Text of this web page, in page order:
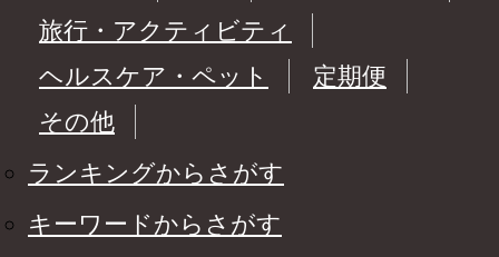
旅行・アクティビティ
ヘルスケア・ペット
定期便
その他
ランキングからさがす
キーワードからさがす